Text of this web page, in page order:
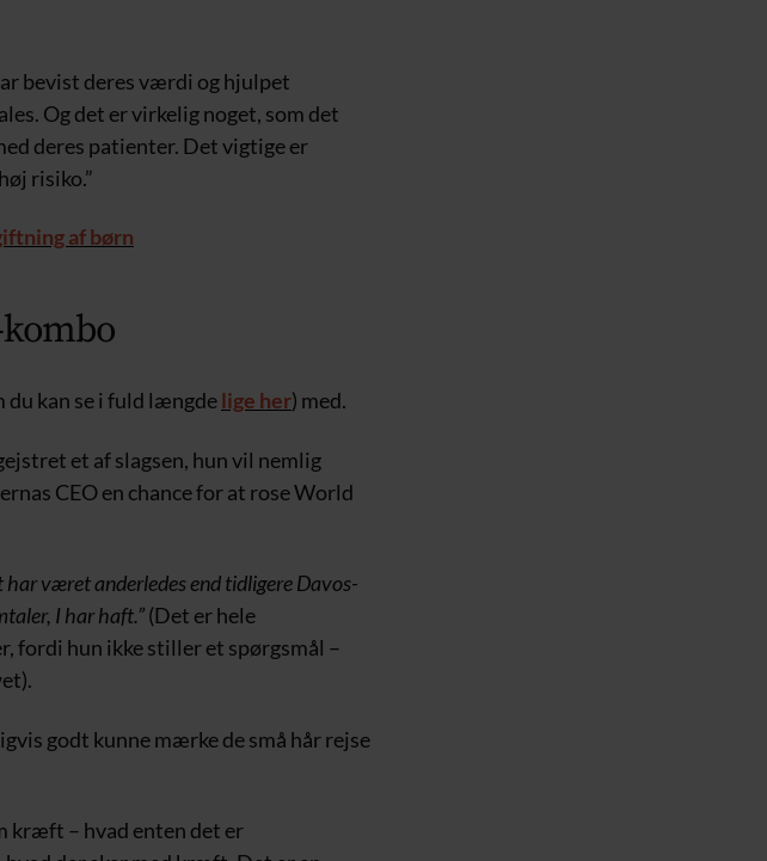
bevist deres værdi og hjulpet
Og det er virkelig noget, som det
deres patienter. Det vigtige er
risiko.”
af børn
du kan se i fuld længdelige her) med.
et af slagsen, hun vil nemlig
CEO en chance for at rose World
har været anderledes end tidligere Davos-
I har haft.”(Det er hele
fordi hun ikke stiller et spørgsmål –
godt kunne mærke de små hår rejse
kræft – hvad enten det er